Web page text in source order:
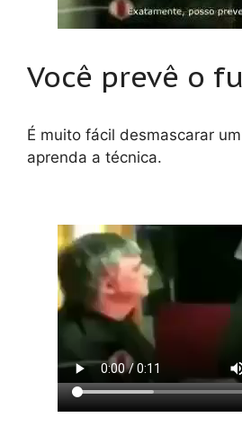
Você prevê o
É muito fácil desmascarar
aprenda a técnica.